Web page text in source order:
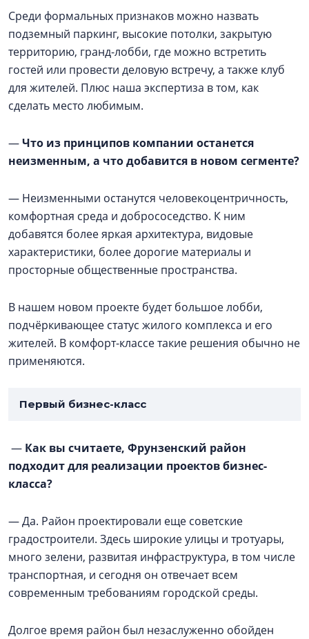
Среди формальных признаков можно назвать
подземный паркинг, высокие потолки, закрытую
территорию, гранд-лобби, где можно встретить
гостей или провести деловую встречу, а также клуб
для жителей. Плюс наша экспертиза в том, как
сделать место любимым.
—Что из принципов компании останется
неизменным, а что добавится в новом сегменте?
— Неизменными останутся человекоцентричность,
комфортная среда и добрососедство. К ним
добавятся более яркая архитектура, видовые
характеристики, более дорогие материалы и
просторные общественные пространства.
В нашем новом проекте будет большое лобби,
подчёркивающее статус жилого комплекса и его
жителей. В комфорт-классе такие решения обычно не
применяются.
Первый бизнес-класс
— Как вы считаете, Фрунзенский район
подходит для реализации проектов бизнес-
класса?
— Да. Район проектировали еще советские
градостроители. Здесь широкие улицы и тротуары,
много зелени, развитая инфраструктура, в том числе
транспортная, и сегодня он отвечает всем
современным требованиям городской среды.
Долгое время район был незаслуженно обойден